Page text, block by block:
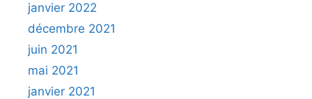
janvier 2022
décembre 2021
juin 2021
mai 2021
janvier 2021